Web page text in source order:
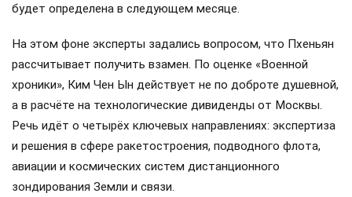
будет определена в следующем месяце.
На этом фоне эксперты задались вопросом, что Пхеньян
рассчитывает получить взамен. По оценке «Военной
хроники», Ким Чен Ын действует не по доброте душевной,
а в расчёте на технологические дивиденды от Москвы.
Речь идёт о четырёх ключевых направлениях: экспертиза
и решения в сфере ракетостроения, подводного флота,
авиации и космических систем дистанционного
зондирования Земли и связи.